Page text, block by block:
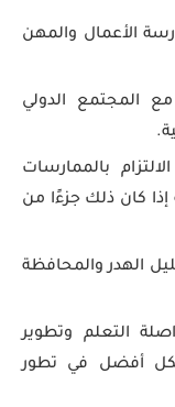
الأعمال والمهن
المجتمع الدولي
الالتزام بالممارسات
إذا كان ذلك جزءًا من
الهدر والمحافظة
التعلم وتطوير
أفضل في تطور